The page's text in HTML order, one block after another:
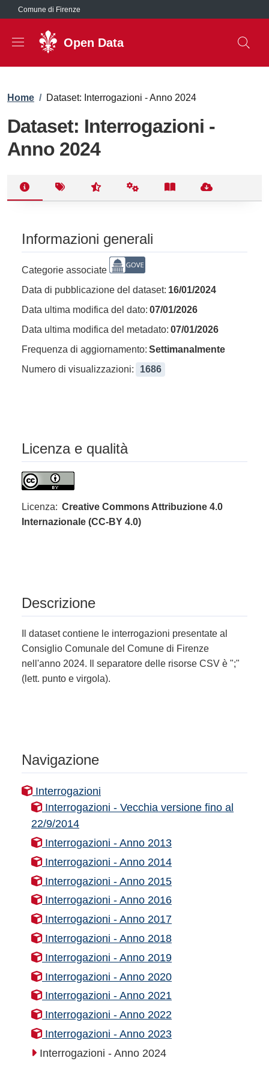
Salta al contenuto principale
Comune di Firenze
Open Data
Briciole di pane
Home / Dataset: Interrogazioni - Anno 2024
Dataset: Interrogazioni -
Anno 2024
Informazioni generali
Categorie associate
Data di pubblicazione del dataset: 16/01/2024
Data ultima modifica del dato: 07/01/2026
Data ultima modifica del metadato: 07/01/2026
Frequenza di aggiornamento: Settimanalmente
Numero di visualizzazioni:
1686
Licenza e qualità
Licenza: Creative Commons Attribuzione 4.0
Internazionale (CC-BY 4.0)
Descrizione
Il dataset contiene le interrogazioni presentate al
Consiglio Comunale del Comune di Firenze
nell'anno 2024. Il separatore delle risorse CSV è ";"
(lett. punto e virgola).
Navigazione
Interrogazioni
Interrogazioni - Vecchia versione fino al
22/9/2014
Interrogazioni - Anno 2013
Interrogazioni - Anno 2014
Interrogazioni - Anno 2015
Interrogazioni - Anno 2016
Interrogazioni - Anno 2017
Interrogazioni - Anno 2018
Interrogazioni - Anno 2019
Interrogazioni - Anno 2020
Interrogazioni - Anno 2021
Interrogazioni - Anno 2022
Interrogazioni - Anno 2023
Interrogazioni - Anno 2024